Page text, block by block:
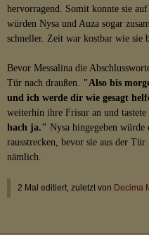
hervorragend. Somit konnte sie
würden Nysa und Auza sogar
schneller. Zeit war kostbar wie sie
Bevor Messalina die
Tür nach draußen. "Also bis
und ich werde dir wie gesagt
weiterhin ihre Frisur an und tastete
hach ja." Nysa hingegeben
rausstrecken, bevor sie aus der
nämlich.
2 Mal editiert, zuletzt von Decima